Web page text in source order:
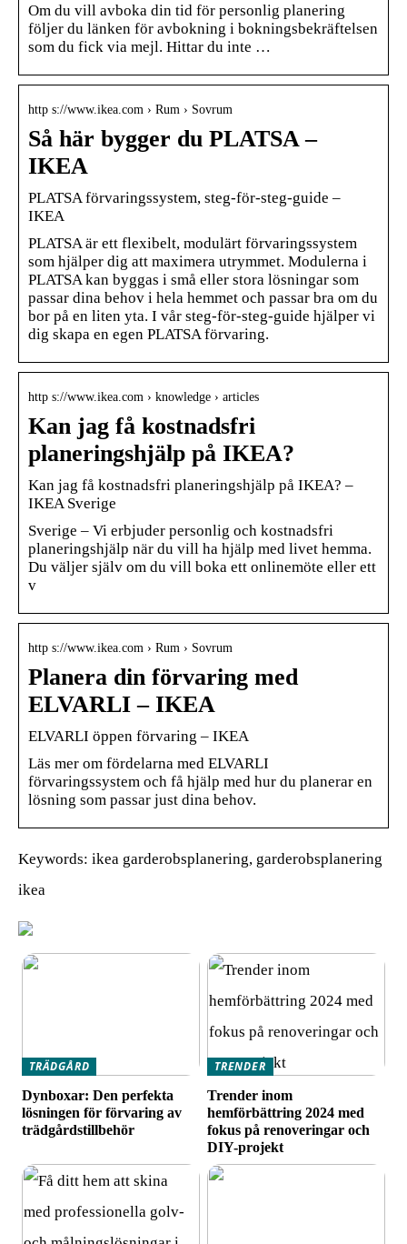
Om du vill avboka din tid för personlig planering
följer du länken för avbokning i bokningsbekräftelsen
som du fick via mejl. Hittar du inte …
http s://www.ikea.com › Rum › Sovrum
Så här bygger du PLATSA –
IKEA
PLATSA förvaringssystem, steg-för-steg-guide –
IKEA
PLATSA är ett flexibelt, modulärt förvaringssystem
som hjälper dig att maximera utrymmet. Modulerna i
PLATSA kan byggas i små eller stora lösningar som
passar dina behov i hela hemmet och passar bra om du
bor på en liten yta. I vår steg-för-steg-guide hjälper vi
dig skapa en egen PLATSA förvaring.
http s://www.ikea.com › knowledge › articles
Kan jag få kostnadsfri
planeringshjälp på IKEA?
Kan jag få kostnadsfri planeringshjälp på IKEA? –
IKEA Sverige
Sverige – Vi erbjuder personlig och kostnadsfri
planeringshjälp när du vill ha hjälp med livet hemma.
Du väljer själv om du vill boka ett onlinemöte eller ett
v
http s://www.ikea.com › Rum › Sovrum
Planera din förvaring med
ELVARLI – IKEA
ELVARLI öppen förvaring – IKEA
Läs mer om fördelarna med ELVARLI
förvaringssystem och få hjälp med hur du planerar en
lösning som passar just dina behov.
Keywords: ikea garderobsplanering, garderobsplanering
ikea
TRÄDGÅRD
Dynboxar: Den perfekta
lösningen för förvaring av
trädgårdstillbehör
TRENDER
Trender inom
hemförbättring 2024 med
fokus på renoveringar och
DIY-projekt